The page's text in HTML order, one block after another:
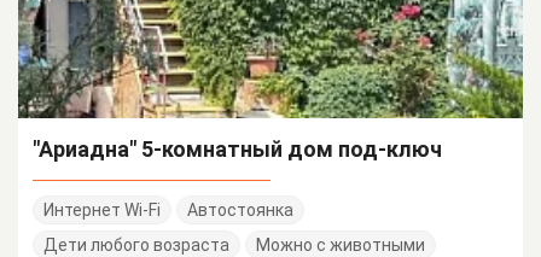
"Ариадна" 5-комнатный дом под-ключ
Интернет Wi-Fi
Автостоянка
Дети любого возраста
Можно с животными